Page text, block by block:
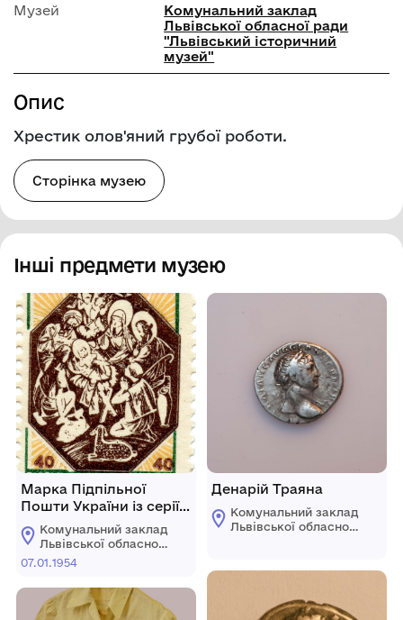
Музей
Комунальний заклад
Львівської обласної ради
"Львівський історичний
музей"
Опис
Хрестик олов'яний грубої роботи.
Сторінка музею
Інші предмети музею
Марка Підпільної
Пошти України із серії
на Різдвяну тематику.
Комунальний заклад
Львівської обласної
ради "Львівський
07.01.1954
Денарій Траяна
Комунальний заклад
Львівської обласної